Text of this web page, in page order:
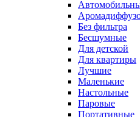
Без фильтра
Бесшумные
Для детской
Для квартиры
Лучшие
Маленькие
Настольные
Паровые
Портативные